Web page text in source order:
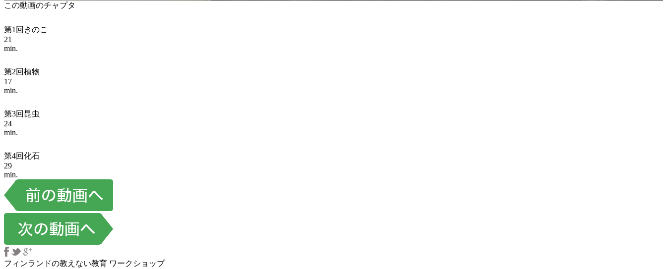
この動画のチャプタ
第1回きのこ
21
min.
第2回植物
17
min.
第3回昆虫
24
min.
第4回化石
29
min.
フィンランドの教えない教育 ワークショップ